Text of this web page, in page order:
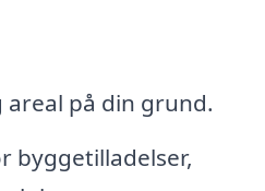
areal på din grund.
byggetilladelser,